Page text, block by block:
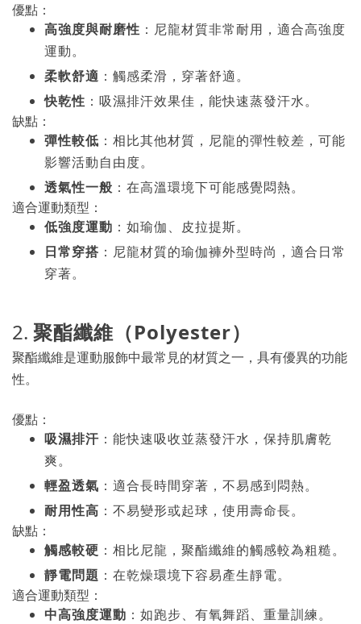
優點：
高強度與耐磨性 ：尼龍材質非常耐用，適合高強度
運動。
柔軟舒適 ：觸感柔滑，穿著舒適。
快乾性 ：吸濕排汗效果佳，能快速蒸發汗水。
缺點：
彈性較低 ：相比其他材質，尼龍的彈性較差，可能
影響活動自由度。
透氣性一般 ：在高溫環境下可能感覺悶熱。
適合運動類型：
低強度運動 ：如瑜伽、皮拉提斯。
日常穿搭 ：尼龍材質的瑜伽褲外型時尚，適合日常
穿著。
2. 聚酯纖維（Polyester）
聚酯纖維是運動服飾中最常見的材質之一，具有優異的功能
性。
優點：
吸濕排汗 ：能快速吸收並蒸發汗水，保持肌膚乾
爽。
輕盈透氣 ：適合長時間穿著，不易感到悶熱。
耐用性高 ：不易變形或起球，使用壽命長。
缺點：
觸感較硬 ：相比尼龍，聚酯纖維的觸感較為粗糙。
靜電問題 ：在乾燥環境下容易產生靜電。
適合運動類型：
中高強度運動 ：如跑步、有氧舞蹈、重量訓練。